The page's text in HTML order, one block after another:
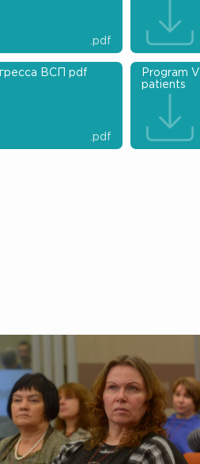
.pdf
ВСП pdf
.pdf
Program
patients